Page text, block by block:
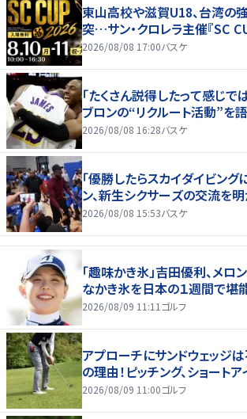
東山高校や滋賀U18、台湾の
突…サン・クロレラ主催『SC
2026/08/08 17:00バスケ
「たくさん説得したって感じで
ブロンの“リクルート活動”を
2026/08/08 16:28バスケ
「優勝したらスカイダイビング
ン、新生シクサーズの交流を
2026/08/08 15:53バスケ
「趣味かき氷」吉田優利、メロ
なかき氷を日本の１週間で堪
2026/08/09 11:11 ゴルフ
アプローチにサンドウェッジ
の理由！ピッチング、ショート
2026/08/09 11:00ゴルフ